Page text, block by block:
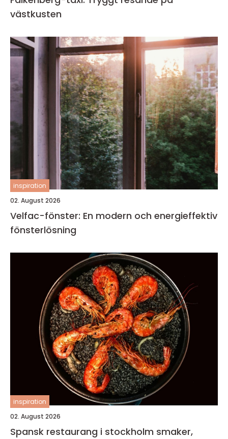
västkusten
inspiration
02. August 2026
Velfac-fönster: En modern och energieffektiv
fönsterlösning
inspiration
02. August 2026
Spansk restaurang i stockholm smaker,